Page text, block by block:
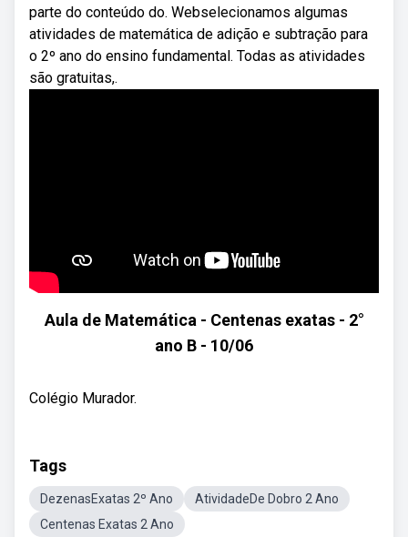
parte do conteúdo do. Webselecionamos algumas
atividades de matemática de adição e subtração para
o 2º ano do ensino fundamental. Todas as atividades
são gratuitas,.
Aula de Matemática - Centenas exatas - 2°
ano B - 10/06
Colégio Murador.
Tags
DezenasExatas 2º Ano
AtividadeDe Dobro 2 Ano
Centenas Exatas 2 Ano